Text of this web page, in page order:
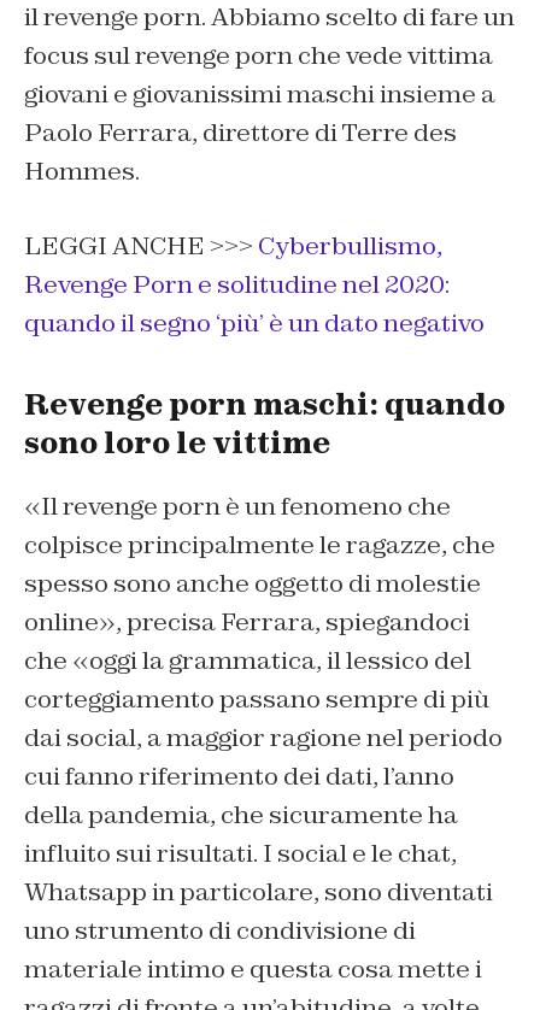
il revenge porn. Abbiamo scelto di fare un
focus sul revenge porn che vede vittima
giovani e giovanissimi maschi insieme a
Paolo Ferrara, direttore di Terre des
Hommes.
LEGGI ANCHE >>> Cyberbullismo,
Revenge Porn e solitudine nel 2020:
quando il segno ‘più’ è un dato negativo
Revenge porn maschi: quando
sono loro le vittime
«Il revenge porn è un fenomeno che
colpisce principalmente le ragazze, che
spesso sono anche oggetto di molestie
online», precisa Ferrara, spiegandoci
che «oggi la grammatica, il lessico del
corteggiamento passano sempre di più
dai social, a maggior ragione nel periodo
cui fanno riferimento dei dati, l’anno
della pandemia, che sicuramente ha
influito sui risultati. I social e le chat,
Whatsapp in particolare, sono diventati
uno strumento di condivisione di
materiale intimo e questa cosa mette i